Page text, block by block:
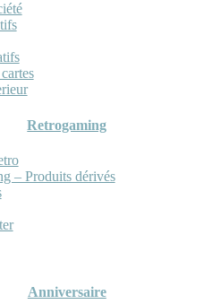
Retrogaming
– Produits dérivés
Anniversaire